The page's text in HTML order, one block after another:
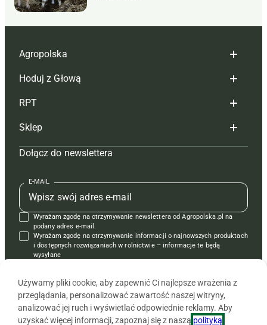
Agropolska
Redakcja
Reklama
Tagi
Mapa serwisu
Kontakt
Regulamin
Polityka prywatności
Hoduj z Głową
Hoduj z głową bydło
Hoduj z głową świnie
Prenumerata
Redakcja
Kontakt
Reklama
RPT
Redakcja
Prenumerata
Reklama
Kontakt
Krzyżówki
Sklep
Czasopisma i prenumerata
Książki
Regulamin
Dołącz do newslettera
E-MAIL
Wyrażam zgodę na otrzymywanie newslettera od Agropolska.pl na
podany adres e-mail.
Wyrażam zgodę na otrzymywanie informacji o najnowszych produktach
i dostępnych rozwiązaniach w rolnictwie – informacje te będą
wysyłane
Używamy pliki cookie, aby zapewnić Ci najlepsze wrażenia z
przeglądania, personalizować zawartość naszej witryny,
analizować jej ruch i wyświetlać odpowiednie reklamy. Aby
uzyskać więcej informacji, zapoznaj się z naszą polityką